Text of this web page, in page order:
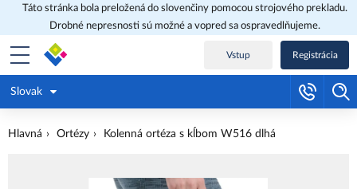
Táto stránka bola preložená do slovenčiny pomocou strojového prekladu.
Drobné nepresnosti sú možné a vopred sa ospravedlňujeme.
Vstup Registrácia
Slovak
Hlavná Ortézy Kolenná ortéza s kĺbom W516 dlhá